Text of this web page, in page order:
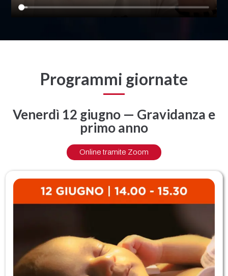
Programmi giornate
Venerdì 12 giugno — Gravidanza e
primo anno
Online tramite Zoom